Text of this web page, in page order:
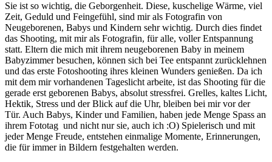
Sie ist so wichtig, die Geborgenheit. Diese, kuschelige Wärme, viel
Zeit, Geduld und Feingefühl, sind mir als Fotografin von
Neugeborenen, Babys und Kindern sehr wichtig. Durch dies findet
das Shooting, mit mir als Fotografin, für alle, voller Entspannung
statt. Eltern die mich mit ihrem neugeborenen Baby in meinem
Babyzimmer besuchen, können sich bei Tee entspannt zurücklehnen
und das erste Fotoshooting ihres kleinen Wunders genießen. Da ich
mit dem mir vorhandenen Tageslicht arbeite, ist das Shooting für die
gerade erst geborenen Babys, absolut stressfrei. Grelles, kaltes Licht,
Hektik, Stress und der Blick auf die Uhr, bleiben bei mir vor der
Tür. Auch Babys, Kinder und Familien, haben jede Menge Spass an
ihrem Fototag und nicht nur sie, auch ich :O) Spielerisch und mit
jeder Menge Freude, entstehen einmalige Momente, Erinnerungen,
die für immer in Bildern festgehalten werden.